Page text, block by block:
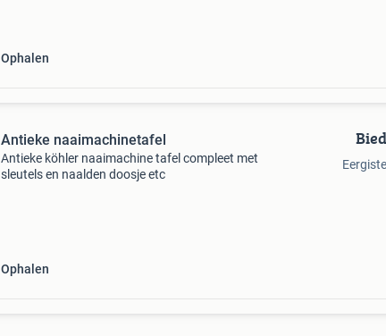
Ophalen
Antieke naaimachinetafel
Antieke köhler naaimachine tafel compleet met
sleutels en naalden doosje etc
Ophalen